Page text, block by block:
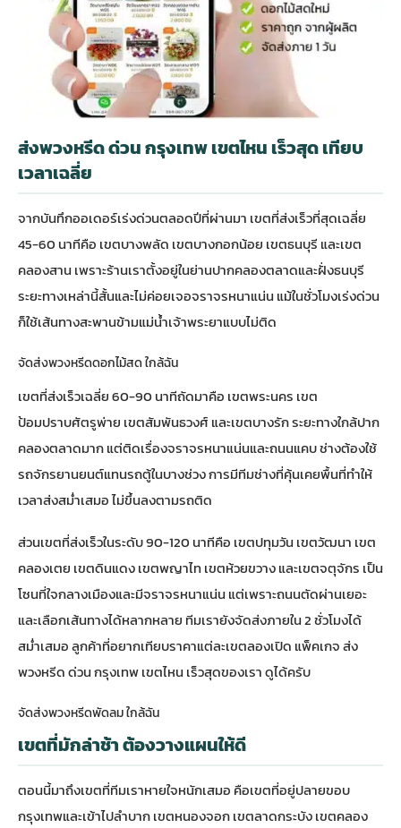
ส่งพวงหรีด ด่วน กรุงเทพ เขตไหน เร็วสุด เทียบ
เวลาเฉลี่ย
จากบันทึกออเดอร์เร่งด่วนตลอดปีที่ผ่านมา เขตที่ส่งเร็วที่สุดเฉลี่ย
45-60 นาทีคือ เขตบางพลัด เขตบางกอกน้อย เขตธนบุรี และเขต
คลองสาน เพราะร้านเราตั้งอยู่ในย่านปากคลองตลาดและฝั่งธนบุรี
ระยะทางเหล่านี้สั้นและไม่ค่อยเจอจราจรหนาแน่น แม้ในชั่วโมงเร่งด่วน
ก็ใช้เส้นทางสะพานข้ามแม่น้ำเจ้าพระยาแบบไม่ติด
จัดส่งพวงหรีดดอกไม้สด ใกล้ฉัน
เขตที่ส่งเร็วเฉลี่ย 60-90 นาทีถัดมาคือ เขตพระนคร เขต
ป้อมปราบศัตรูพ่าย เขตสัมพันธวงศ์ และเขตบางรัก ระยะทางใกล้ปาก
คลองตลาดมาก แต่ติดเรื่องจราจรหนาแน่นและถนนแคบ ช่างต้องใช้
รถจักรยานยนต์แทนรถตู้ในบางช่วง การมีทีมช่างที่คุ้นเคยพื้นที่ทำให้
เวลาส่งสม่ำเสมอ ไม่ขึ้นลงตามรถติด
ส่วนเขตที่ส่งเร็วในระดับ 90-120 นาทีคือ เขตปทุมวัน เขตวัฒนา เขต
คลองเตย เขตดินแดง เขตพญาไท เขตห้วยขวาง และเขตจตุจักร เป็น
โซนที่ใจกลางเมืองและมีจราจรหนาแน่น แต่เพราะถนนตัดผ่านเยอะ
และเลือกเส้นทางได้หลากหลาย ทีมเรายังจัดส่งภายใน 2 ชั่วโมงได้
สม่ำเสมอ ลูกค้าที่อยากเทียบราคาแต่ละเขตลองเปิด แพ็คเกจ ส่ง
พวงหรีด ด่วน กรุงเทพ เขตไหน เร็วสุดของเราดูได้ครับ
จัดส่งพวงหรีดพัดลม ใกล้ฉัน
เขตที่มักล่าช้า ต้องวางแผนให้ดี
ตอนนี้มาถึงเขตที่ทีมเราหายใจหนักเสมอ คือเขตที่อยู่ปลายขอบ
กรุงเทพและเข้าไปลำบาก เขตหนองจอก เขตลาดกระบัง เขตคลอง